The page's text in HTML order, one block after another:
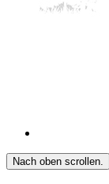
Nach oben scrollen.